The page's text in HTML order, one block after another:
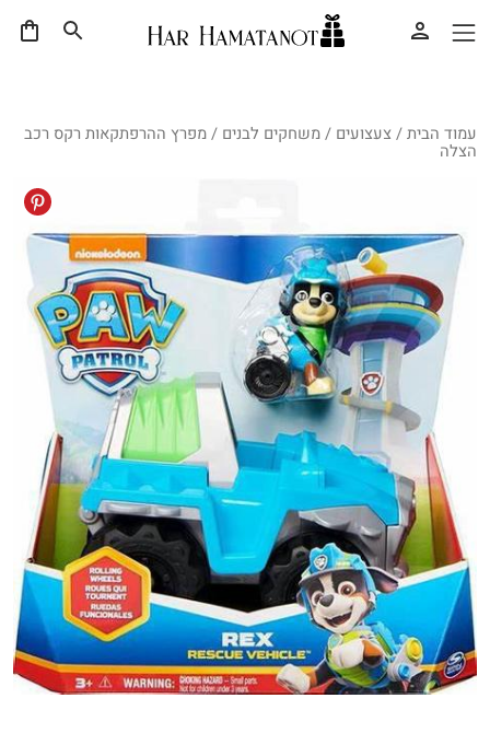
עמוד הבית/צעצועים /משחקים לבנים / מפרץ ההרפתקאות רקס רכב
הצלה